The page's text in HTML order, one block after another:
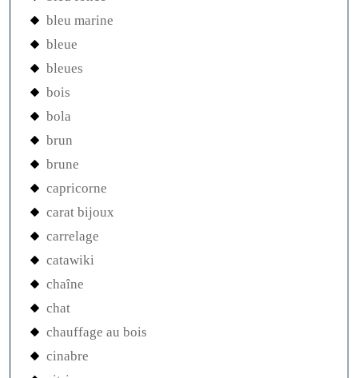
bleu marine
bleue
bleues
bois
bola
brun
brune
capricorne
carat bijoux
carrelage
catawiki
chaîne
chat
chauffage au bois
cinabre